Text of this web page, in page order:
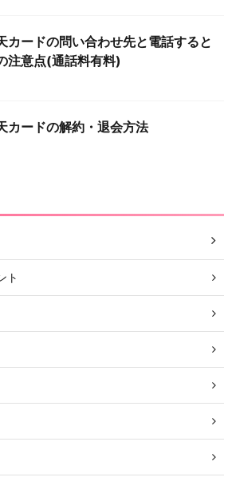
カードの問い合わせ先と電話すると
注意点(通話料有料)
カードの解約・退会方法
ト